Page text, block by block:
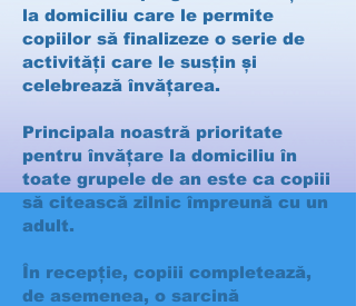
la domiciliu care le permite
copiilor să finalizeze o serie de
activități care le susțin și
celebrează învățarea.
Principala noastră prioritate
pentru învățare la domiciliu în
toate grupele de an este ca copiii
să citească zilnic împreună cu un
adult.
În recepție, copiii completează,
de asemenea, o sarcină